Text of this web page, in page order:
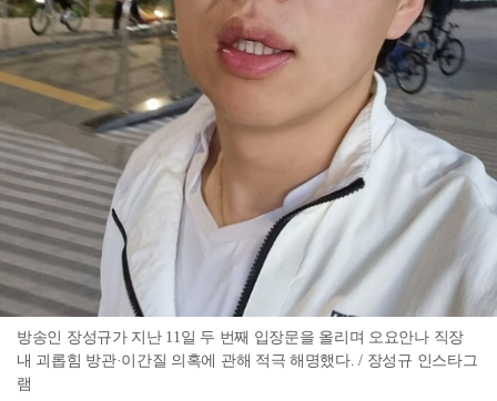
방송인 장성규가 지난 11일 두 번째 입장문을 올리며 오요안나 직장
내 괴롭힘 방관·이간질 의혹에 관해 적극 해명했다. / 장성규 인스타그
램